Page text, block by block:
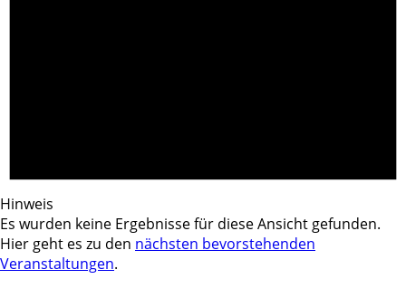
Hinweis
Es wurden keine Ergebnisse für diese Ansicht gefunden.
Hier geht es zu den nächsten bevorstehenden
Veranstaltungen.